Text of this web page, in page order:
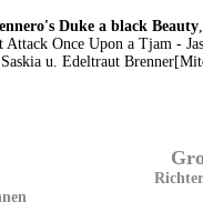
Duke a black Beauty
Attack Once Upon a Tjam -
u. Edeltraut